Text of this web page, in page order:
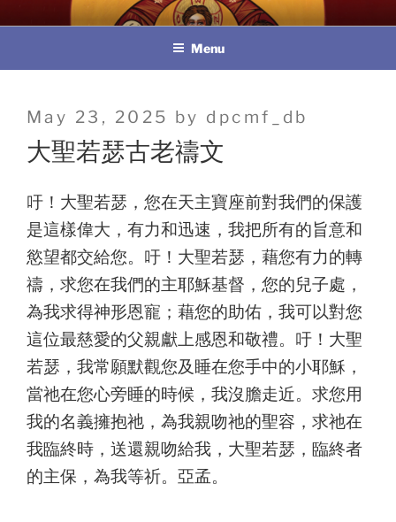
to
教區婚姻與家庭牧民委員會
Menu
Posted
on
May 23, 2025 by dpcmf_db
大聖若瑟古老禱文
吁！大聖若瑟，您在天主寶座前對我們的保護
是這樣偉大，有力和迅速，我把所有的旨意和
慾望都交給您。吁！大聖若瑟，藉您有力的轉
禱，求您在我們的主耶穌基督，您的兒子處，
為我求得神形恩寵；藉您的助佑，我可以對您
這位最慈愛的父親獻上感恩和敬禮。吁！大聖
若瑟，我常願默觀您及睡在您手中的小耶穌，
當祂在您心旁睡的時候，我沒膽走近。求您用
我的名義擁抱祂，為我親吻祂的聖容，求祂在
我臨終時，送還親吻給我，大聖若瑟，臨終者
的主保，為我等祈。亞孟。